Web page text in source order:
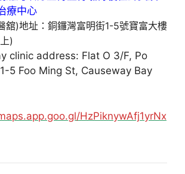
舘)地址：銅鑼灣富明街1-5號寶富大樓
)
clinic address: Flat O 3/F, Po
5 Foo Ming St, Causeway Bay
HzPiknywAfj1yrNx